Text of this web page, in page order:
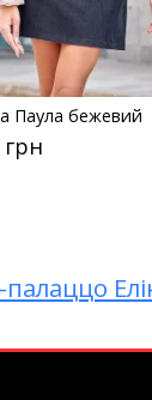
Паула бежевий
грн